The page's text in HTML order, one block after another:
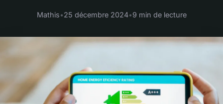
Mathis•25 décembre 2024•9 min de lecture